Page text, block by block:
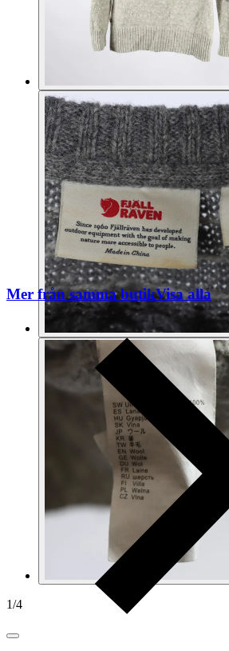
1/4
Mer från samma butikVisa alla